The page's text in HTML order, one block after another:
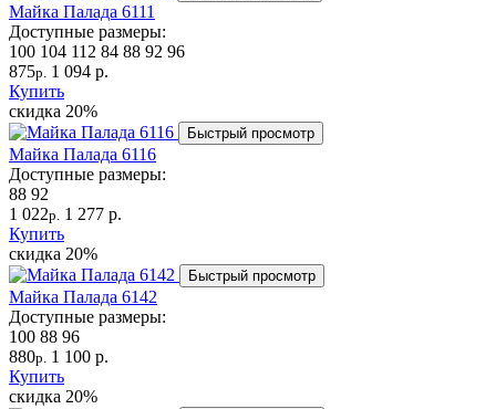
Майка Палада 6111
Доступные размеры:
100 104 112 84 88 92 96
875р. 1 094 р.
Купить
скидка 20%
Быстрый просмотр
Майка Палада 6116
Доступные размеры:
88 92
1 022р. 1 277 р.
Купить
скидка 20%
Быстрый просмотр
Майка Палада 6142
Доступные размеры:
100 88 96
880р. 1 100 р.
Купить
скидка 20%